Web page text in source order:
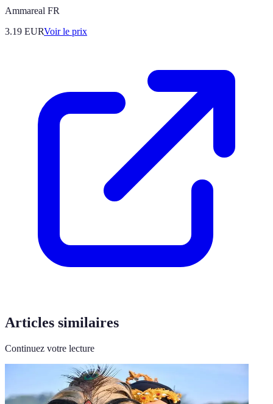
Ammareal FR
3.19 EURVoir le prix
Articles similaires
Continuez votre lecture